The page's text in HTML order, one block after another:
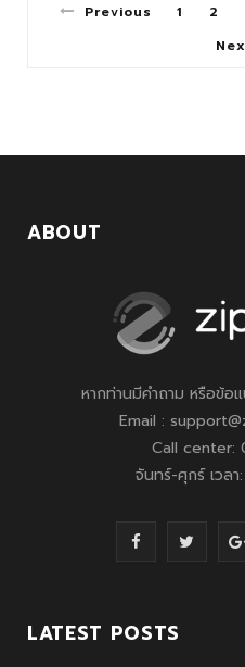
Previous 1 2
ABOUT
หากท่านมีคำถาม หรือข้อ
Email :
Call center:
จันทร์-ศุกร์ เวล
F
c
LATEST POSTS